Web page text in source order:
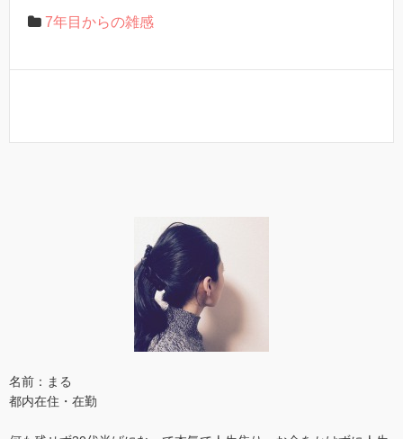
7年目からの雑感
名前：まる
都内在住・在勤